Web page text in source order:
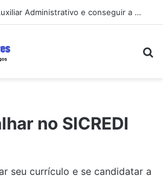
Como trabalhar de Auxiliar Administrativo e conseguir a primeira vaga rápido
no SICREDI
seu currículo e se candidatar a